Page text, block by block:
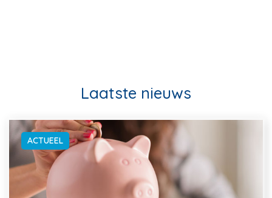
Laatste nieuws
ACTUEEL